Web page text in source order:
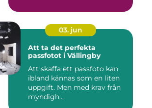
03. jun
Att ta det perfekta
passfotot i Vällingby
Att skaffa ett passfoto kan
ibland kännas som en liten
uppgift. Men med krav från
myndigh...